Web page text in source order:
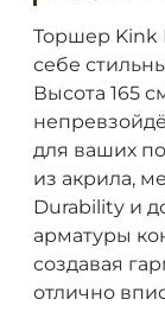
Торшер Kink
себе
Высота 165
для ваших
из акрила,
Durability и
арматуры
создавая
отлично